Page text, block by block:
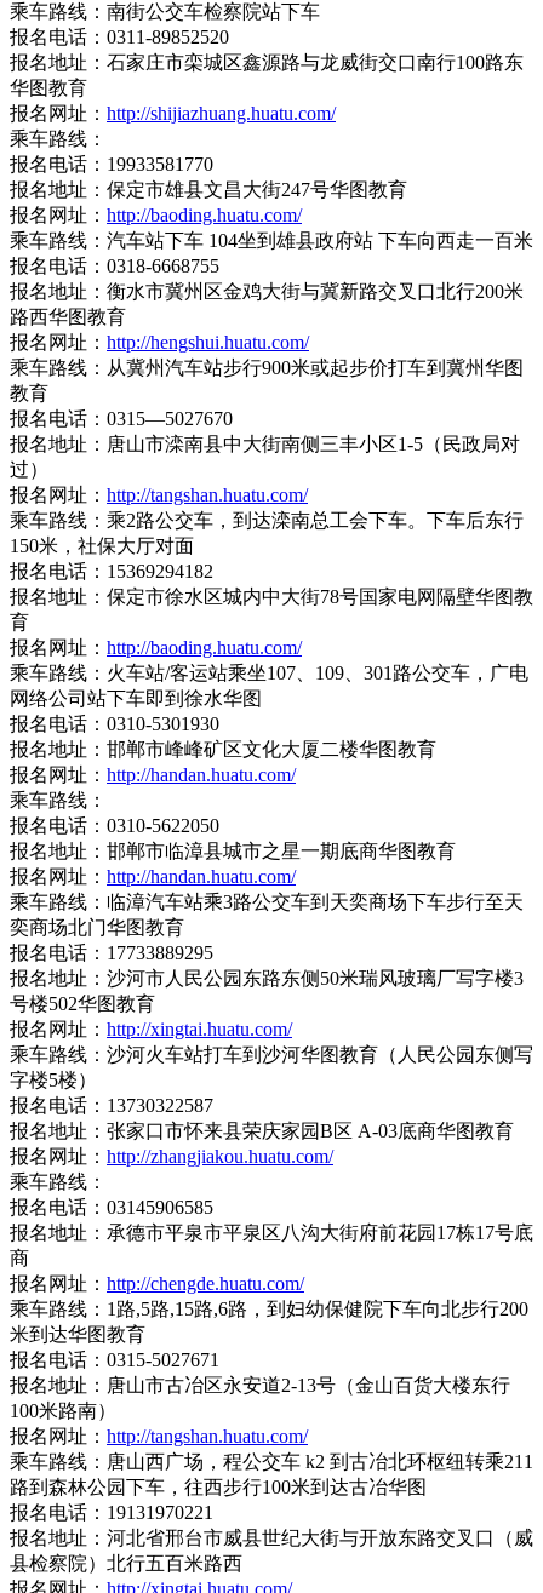
乘车路线：南街公交车检察院站下车
报名电话：0311-89852520
报名地址：石家庄市栾城区鑫源路与龙威街交口南行100路东
华图教育
报名网址： http://shijiazhuang.huatu.com/
乘车路线：
报名电话：19933581770
报名地址：保定市雄县文昌大街247号华图教育
报名网址： http://baoding.huatu.com/
乘车路线：汽车站下车 104坐到雄县政府站 下车向西走一百米
报名电话：0318-6668755
报名地址：衡水市冀州区金鸡大街与冀新路交叉口北行200米
路西华图教育
报名网址： http://hengshui.huatu.com/
乘车路线：从冀州汽车站步行900米或起步价打车到冀州华图
教育
报名电话：0315—5027670
报名地址：唐山市滦南县中大街南侧三丰小区1-5（民政局对
过）
报名网址： http://tangshan.huatu.com/
乘车路线：乘2路公交车，到达滦南总工会下车。下车后东行
150米，社保大厅对面
报名电话：15369294182
报名地址：保定市徐水区城内中大街78号国家电网隔壁华图教
育
报名网址： http://baoding.huatu.com/
乘车路线：火车站/客运站乘坐107、109、301路公交车，广电
网络公司站下车即到徐水华图
报名电话：0310-5301930
报名地址：邯郸市峰峰矿区文化大厦二楼华图教育
报名网址： http://handan.huatu.com/
乘车路线：
报名电话：0310-5622050
报名地址：邯郸市临漳县城市之星一期底商华图教育
报名网址： http://handan.huatu.com/
乘车路线：临漳汽车站乘3路公交车到天奕商场下车步行至天
奕商场北门华图教育
报名电话：17733889295
报名地址：沙河市人民公园东路东侧50米瑞风玻璃厂写字楼3
号楼502华图教育
报名网址： http://xingtai.huatu.com/
乘车路线：沙河火车站打车到沙河华图教育（人民公园东侧写
字楼5楼）
报名电话：13730322587
报名地址：张家口市怀来县荣庆家园B区 A-03底商华图教育
报名网址： http://zhangjiakou.huatu.com/
乘车路线：
报名电话：03145906585
报名地址：承德市平泉市平泉区八沟大街府前花园17栋17号底
商
报名网址： http://chengde.huatu.com/
乘车路线：1路,5路,15路,6路，到妇幼保健院下车向北步行200
米到达华图教育
报名电话：0315-5027671
报名地址：唐山市古冶区永安道2-13号（金山百货大楼东行
100米路南）
报名网址： http://tangshan.huatu.com/
乘车路线：唐山西广场，程公交车 k2 到古冶北环枢纽转乘211
路到森林公园下车，往西步行100米到达古冶华图
报名电话：19131970221
报名地址：河北省邢台市威县世纪大街与开放东路交叉口（威
县检察院）北行五百米路西